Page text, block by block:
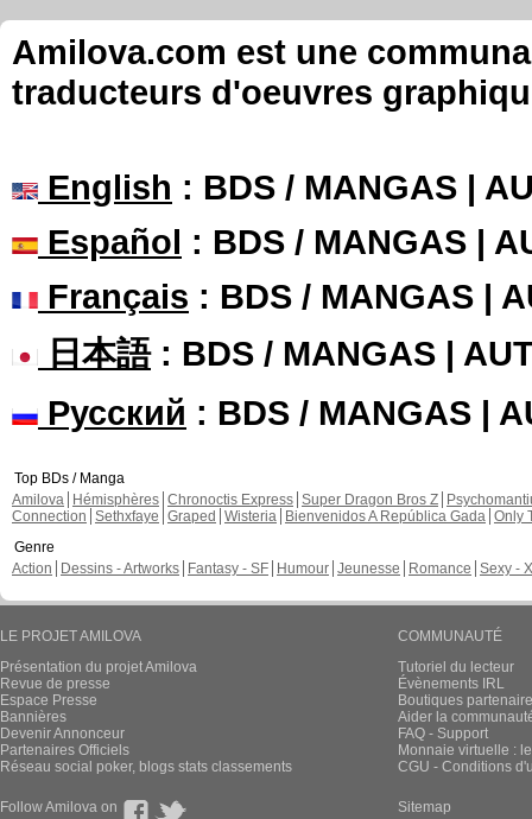
Amilova.com est une
traducteurs d'oeuvres
English : BDS / MANGAS |
Español : BDS / MANGAS |
Français : BDS / MANGAS |
日本語: BDS / MANGAS |
Русский : BDS / MANGAS |
Top BDs / Manga
Amilova
Hémisphères Chronoctis Express Super Dragon Bros Z
Connection Sethxfaye Graped Wisteria Bienvenidos A República Gada Only
Genre
Action
Dessins - Artworks Fantasy - SF Humour Jeunesse Romance Sexy -
LE PROJET AMILOVA
Présentation du projet Amilova
Revue de presse
Espace Presse
Bannières
Devenir Annonceur
Partenaires Officiels
Réseau social poker, blogs stats classements
COMMUNAUTÉ
Tutoriel du lecteur
Évènements IRL
Boutiques
Aider la
FAQ - Support
Monnaie virtuelle :
CGU - Conditions
Follow Amilova on Sitemap